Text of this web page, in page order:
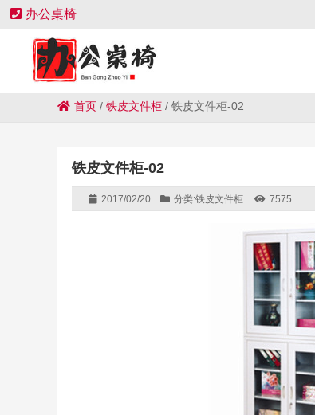
办公桌椅
首页 / 铁皮文件柜 / 铁皮文件柜-02
铁皮文件柜-02
2017/02/20 分类:铁皮文件柜 7575